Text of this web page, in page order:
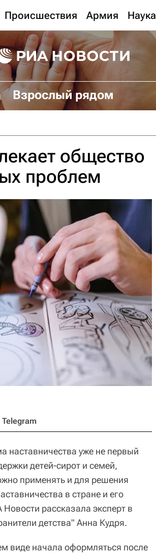
Происшествия Армия Наука
Взрослый рядом
общество
проблем
Telegram
наставничества уже не первый
детей-сирот и семей,
применять и для решения
в стране и его
рассказала эксперт в
детства" Анна Кудря.
виде начала оформляться после